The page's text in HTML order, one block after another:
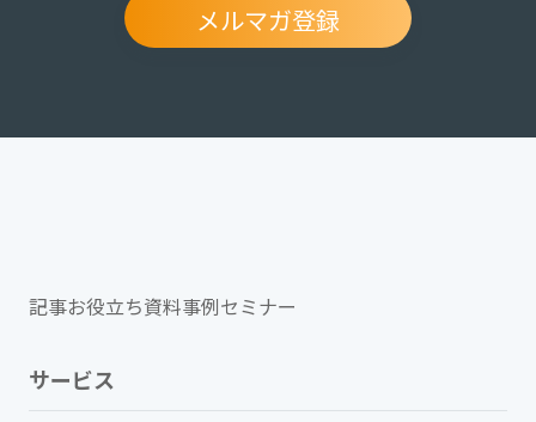
記事お役立ち資料事例セミナー
サービス